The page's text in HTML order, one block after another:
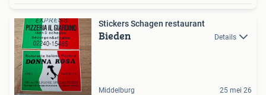
Stickers Schagen restaurant
Bieden Details
Middelburg 25 mei 26